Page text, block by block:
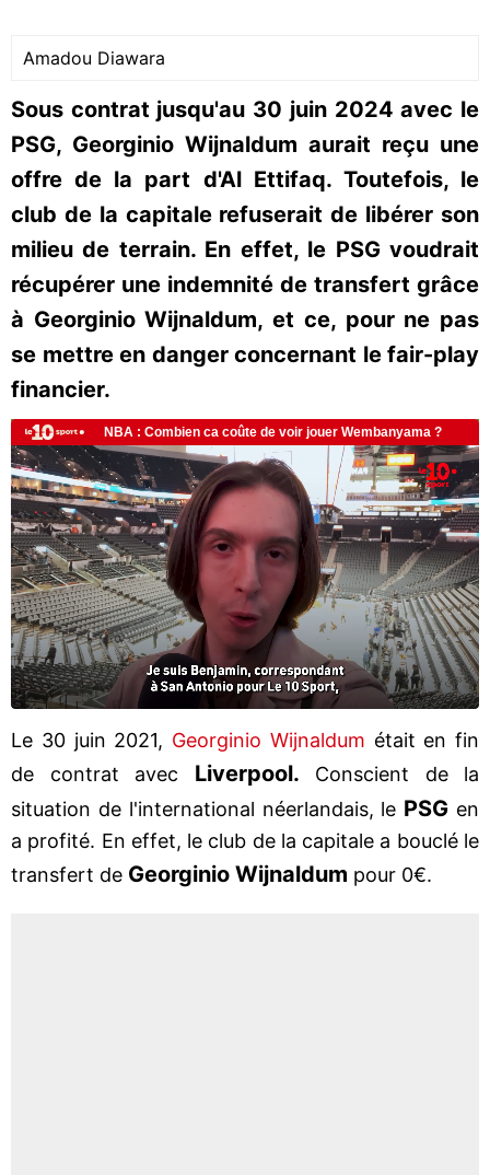
Amadou Diawara
Sous contrat jusqu'au 30 juin 2024 avec le
PSG, Georginio Wijnaldum aurait reçu une
offre de la part d'Al Ettifaq. Toutefois, le
club de la capitale refuserait de libérer son
milieu de terrain. En effet, le PSG voudrait
récupérer une indemnité de transfert grâce
à Georginio Wijnaldum, et ce, pour ne pas
se mettre en danger concernant le fair-play
financier.
Le 30 juin 2021, Georginio Wijnaldum était en fin
de contrat avec Liverpool. Conscient de la
situation de l'international néerlandais, le PSG en
a profité. En effet, le club de la capitale a bouclé le
transfert de Georginio Wijnaldum pour 0€.